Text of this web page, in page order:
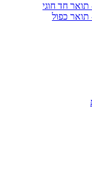
חד חוגי
כפול